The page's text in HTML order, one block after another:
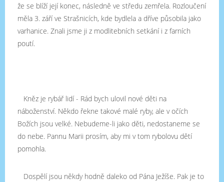
že se blíží její konec, následně ve středu zemřela. Rozloučení
měla 3. září ve Strašnicích, kde bydlela a dříve působila jako
varhanice. Znali jsme ji z modlitebních setkání i z farních
poutí.
Kněz je rybář lidí - Rád bych ulovil nové děti na
náboženství. Někdo řekne takové malé ryby, ale v očích
Božích jsou velké. Nebudeme-li jako děti, nedostaneme se
do nebe. Pannu Marii prosím, aby mi v tom rybolovu dětí
pomohla.
Dospělí jsou někdy hodně daleko od Pána Ježíše. Pak je to